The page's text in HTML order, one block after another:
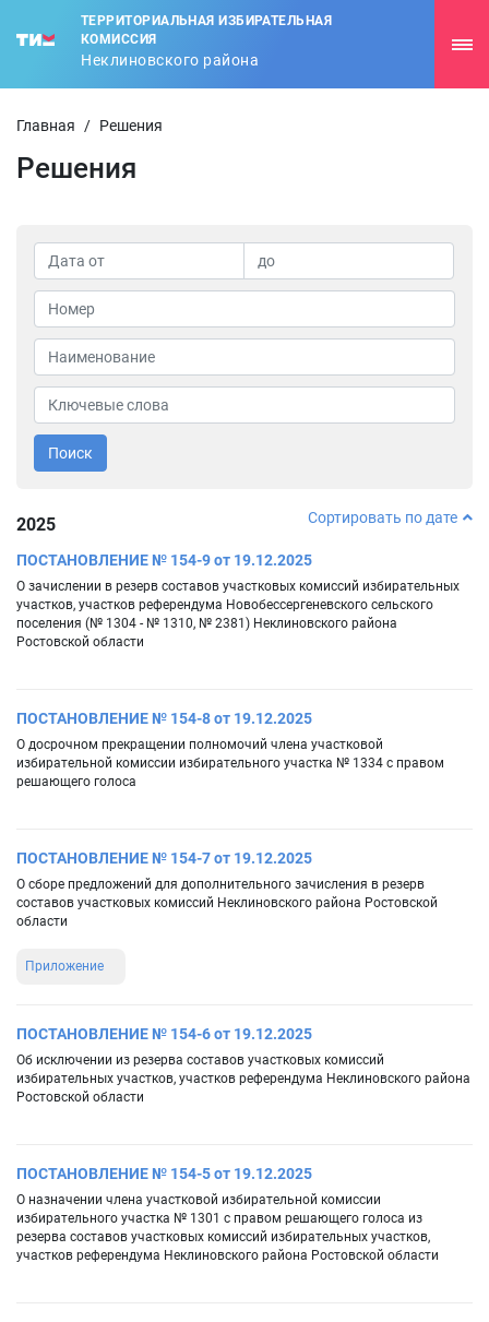
ТЕРРИТОРИАЛЬНАЯ ИЗБИРАТЕЛЬНАЯ
КОМИССИЯ
Неклиновского района
Главная / Решения
Решения
Поиск
2025 Сортировать по дате
ПОСТАНОВЛЕНИЕ № 154-9 от 19.12.2025
О зачислении в резерв составов участковых комиссий избирательных
участков, участков референдума Новобессергеневского сельского
поселения (№ 1304 - № 1310, № 2381) Неклиновского района
Ростовской области
ПОСТАНОВЛЕНИЕ № 154-8 от 19.12.2025
О досрочном прекращении полномочий члена участковой
избирательной комиссии избирательного участка № 1334 с правом
решающего голоса
ПОСТАНОВЛЕНИЕ № 154-7 от 19.12.2025
О сборе предложений для дополнительного зачисления в резерв
составов участковых комиссий Неклиновского района Ростовской
области
Приложение
ПОСТАНОВЛЕНИЕ № 154-6 от 19.12.2025
Об исключении из резерва составов участковых комиссий
избирательных участков, участков референдума Неклиновского района
Ростовской области
ПОСТАНОВЛЕНИЕ № 154-5 от 19.12.2025
О назначении члена участковой избирательной комиссии
избирательного участка № 1301 с правом решающего голоса из
резерва составов участковых комиссий избирательных участков,
участков референдума Неклиновского района Ростовской области